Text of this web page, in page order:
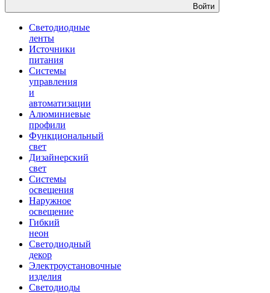
Войти
Светодиодные
ленты
Источники
питания
Системы
управления
и
автоматизации
Алюминиевые
профили
Функциональный
свет
Дизайнерский
свет
Системы
освещения
Наружное
освещение
Гибкий
неон
Светодиодный
декор
Электроустановочные
изделия
Светодиоды